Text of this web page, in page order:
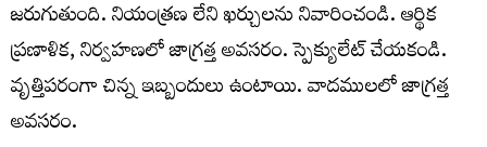
జరుగుతుంది. నియంత్రణ లేని ఖర్చులను నివారించండి. ఆర్థిక
ప్రణాళిక, నిర్వహణలో జాగ్రత్త అవసరం. స్పెక్యులేట్‌ చేయకండి.
వృత్తిపరంగా చిన్న ఇబ్బందులు ఉంటాయి. వాదములలో జాగ్రత్త
అవసరం.